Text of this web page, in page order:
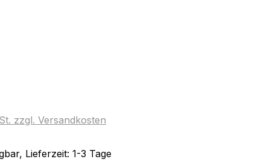
zzgl. Versandkosten
Lieferzeit: 1-3 Tage